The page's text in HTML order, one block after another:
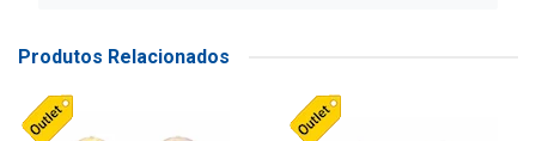
Produtos Relacionados